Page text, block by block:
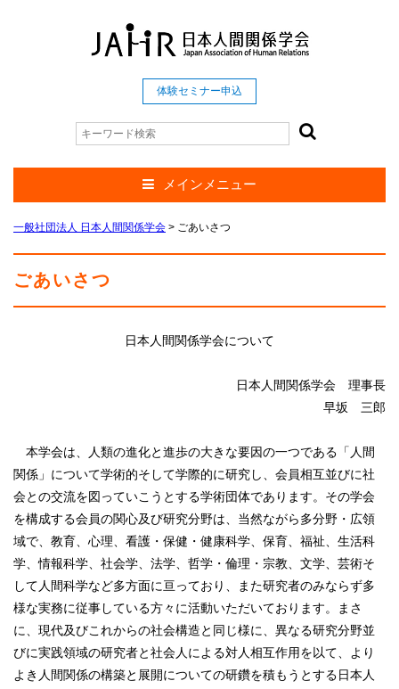
体験セミナー申込
メインメニュー
一般社団法人 日本人間関係学会 > ごあいさつ
ごあいさつ
日本人間関係学会について
日本人間関係学会 理事長
早坂 三郎
本学会は、人類の進化と進歩の大きな要因の一つである「人間
関係」について学術的そして学際的に研究し、会員相互並びに社
会との交流を図っていこうとする学術団体であります。その学会
を構成する会員の関心及び研究分野は、当然ながら多分野・広領
域で、教育、心理、看護・保健・健康科学、保育、福祉、生活科
学、情報科学、社会学、法学、哲学・倫理・宗教、文学、芸術そ
して人間科学など多方面に亘っており、また研究者のみならず多
様な実務に従事している方々に活動いただいております。まさ
に、現代及びこれからの社会構造と同じ様に、異なる研究分野並
びに実践領域の研究者と社会人による対人相互作用を以て、より
よき人間関係の構築と展開についての研鑽を積もうとする日本人